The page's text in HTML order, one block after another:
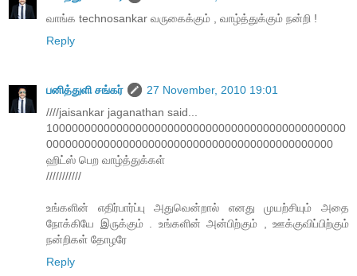
வாங்க technosankar வருகைக்கும் , வாழ்த்துக்கும் நன்றி !
Reply
பனித்துளி சங்கர்
27 November, 2010 19:01
////jaisankar jaganathan said...
10000000000000000000000000000000000000000000000
000000000000000000000000000000000000000000000
ஹிட்ஸ் பெற வாழ்த்துக்கள்
///////////
உங்களின் எதிர்பார்ப்பு அதுவென்றால் எனது முயற்சியும் அதை
நோக்கியே இருக்கும் . உங்களின் அன்பிற்கும் , ஊக்குவிப்பிற்கும்
நன்றிகள் தோழரே
Reply